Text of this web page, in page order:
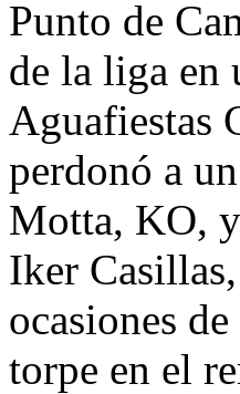
Punto de
de la liga en
Aguafiestas
perdonó a
Motta, KO,
Iker
ocasiones
torpe en el